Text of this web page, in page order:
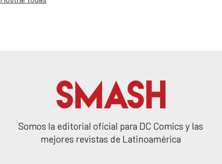
Somos la editorial oficial para DC Comics y las
mejores revistas de Latinoamérica